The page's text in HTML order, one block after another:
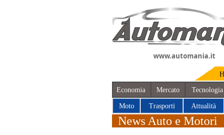
www.automania.it
Economia Mercato Tecnologia
Moto Trasporti Attualità
News Auto e Motori